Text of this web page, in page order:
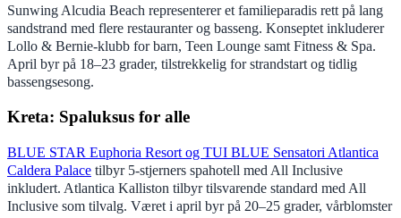
Sunwing Alcudia Beach representerer et familieparadis rett på lang
sandstrand med flere restauranter og basseng. Konseptet inkluderer
Lollo & Bernie-klubb for barn, Teen Lounge samt Fitness & Spa.
April byr på 18–23 grader, tilstrekkelig for strandstart og tidlig
bassengsesong.
Kreta: Spaluksus for alle
BLUE STAR Euphoria Resort og TUI BLUE Sensatori Atlantica
Caldera Palace tilbyr 5-stjerners spahotell med All Inclusive
inkludert. Atlantica Kalliston tilbyr tilsvarende standard med All
Inclusive som tilvalg. Været i april byr på 20–25 grader, vårblomster